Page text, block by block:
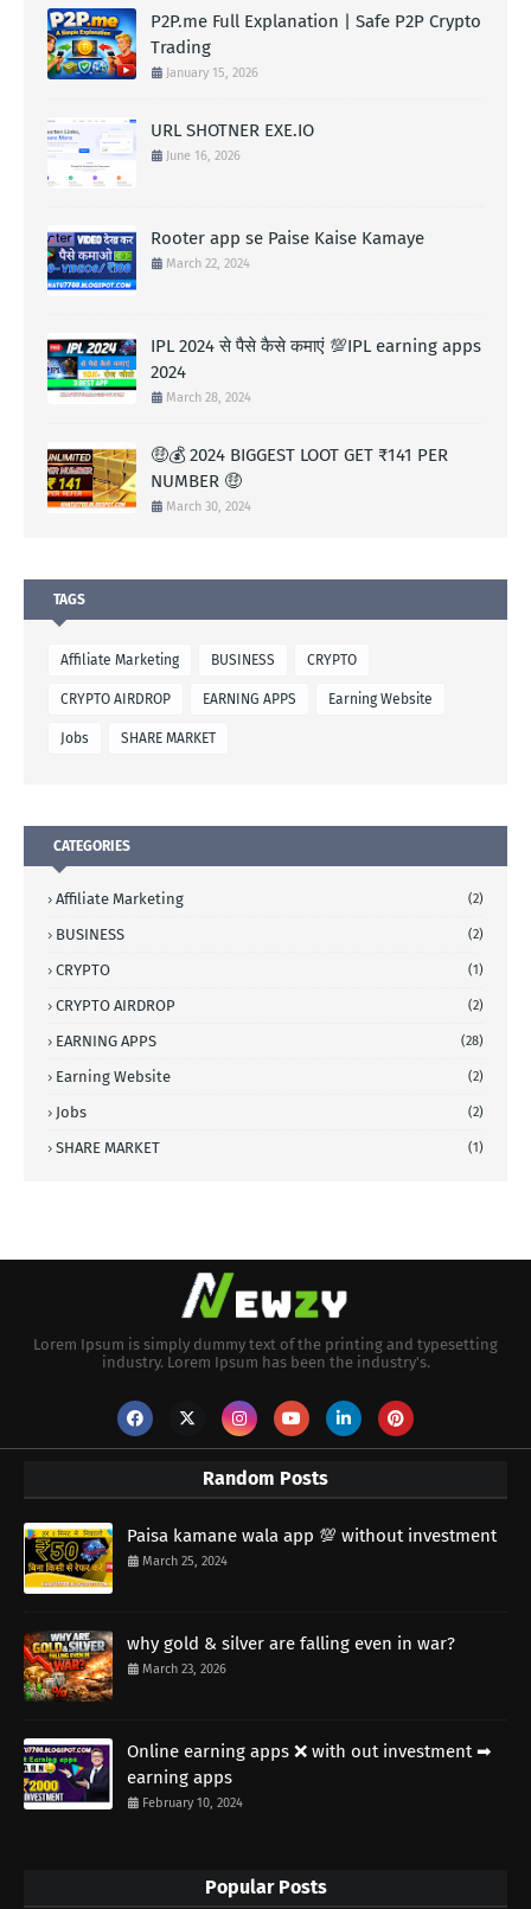
P2P.me Full Explanation | Safe P2P Crypto
Trading
January 15, 2026
URL SHOTNER EXE.IO
June 16, 2026
Rooter app se Paise Kaise Kamaye
March 22, 2024
IPL 2024 से पैसे कैसे कमाएं 💯IPL earning apps
2024
March 28, 2024
🤑💰 2024 BIGGEST LOOT GET ₹141 PER
NUMBER 🤑
March 30, 2024
TAGS
Affiliate Marketing BUSINESS CRYPTO
CRYPTO AIRDROP EARNING APPS Earning Website
Jobs SHARE MARKET
CATEGORIES
Affiliate Marketing (2)
BUSINESS (2)
CRYPTO (1)
CRYPTO AIRDROP (2)
EARNING APPS (28)
Earning Website (2)
Jobs (2)
SHARE MARKET (1)
Lorem Ipsum is simply dummy text of the printing and typesetting
industry. Lorem Ipsum has been the industry's.
Random Posts
Paisa kamane wala app 💯 without investment
March 25, 2024
why gold & silver are falling even in war?
March 23, 2026
Online earning apps ❌ with out investment ➡
earning apps
February 10, 2024
Popular Posts